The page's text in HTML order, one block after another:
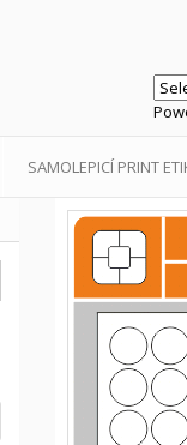
SAMOLEPICÍ PRINT